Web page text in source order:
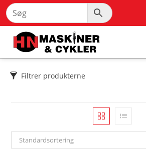
Filtrer produkterne
Standardsortering